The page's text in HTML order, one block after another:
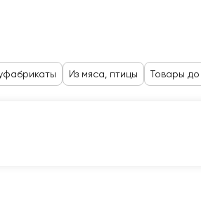
Из мяса, птицы Товары до